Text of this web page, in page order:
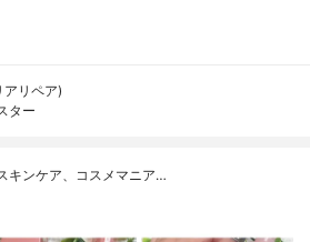
リペア)
ター
キンケア、コスメマニア…